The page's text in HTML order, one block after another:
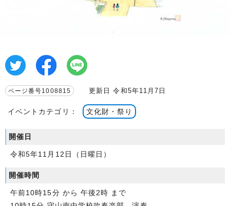
ページ番号1008815 更新日 令和5年11月7日
イベントカテゴリ： 文化財・祭り
開催日
令和5年11月12日（日曜日）
開催時間
午前10時15分 から 午後2時 まで